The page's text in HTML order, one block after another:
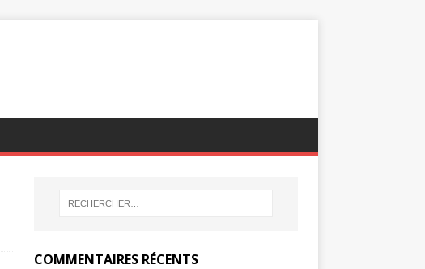
COMMENTAIRES RÉCENTS